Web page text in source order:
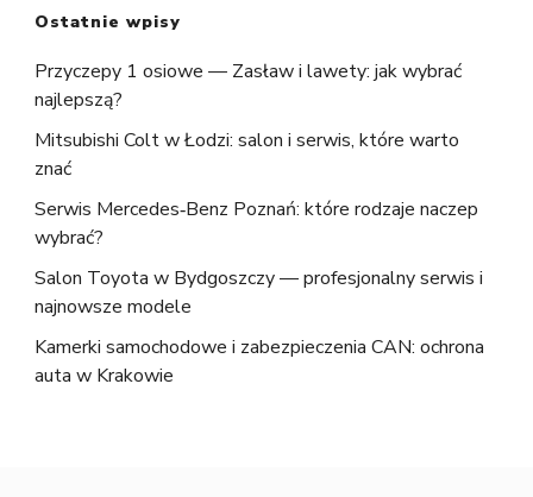
Ostatnie wpisy
Przyczepy 1 osiowe — Zasław i lawety: jak wybrać
najlepszą?
Mitsubishi Colt w Łodzi: salon i serwis, które warto
znać
Serwis Mercedes‑Benz Poznań: które rodzaje naczep
wybrać?
Salon Toyota w Bydgoszczy — profesjonalny serwis i
najnowsze modele
Kamerki samochodowe i zabezpieczenia CAN: ochrona
auta w Krakowie